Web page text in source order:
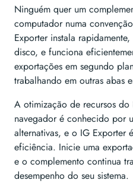
Ninguém quer um
computador numa
Exporter instala
disco, e funciona
exportações em segundo
trabalhando em outras abas
A otimização de recursos
navegador é conhecido por
alternativas, e o IG Exporter
eficiência. Inicie uma
e o complemento continua
desempenho do seu sistema.